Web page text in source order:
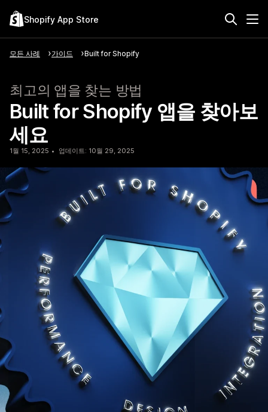
Shopify App Store
모든 사례 가이드 Built for Shopify
최고의 앱을 찾는 방법
Built for Shopify 앱을 찾아보
세요
1월 15, 2025 업데이트: 10월 29, 2025